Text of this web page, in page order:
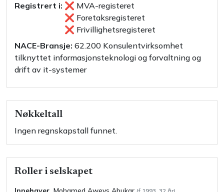
Registrert i: ❌ MVA-registeret
❌ Foretaksregisteret
❌ Frivillighetsregisteret
NACE-Bransje: 62.200 Konsulentvirksomhet
tilknyttet informasjonsteknologi og forvaltning og
drift av it-systemer
Nøkkeltall
Ingen regnskapstall funnet.
Roller i selskapet